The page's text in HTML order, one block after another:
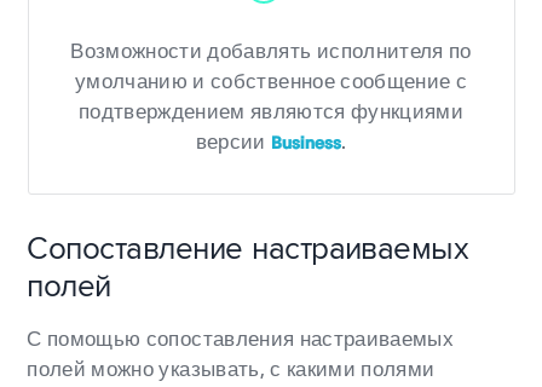
Возможности добавлять исполнителя по
умолчанию и собственное сообщение с
подтверждением являются функциями
версии Business.
Сопоставление настраиваемых
полей
С помощью сопоставления настраиваемых
полей можно указывать, с какими полями